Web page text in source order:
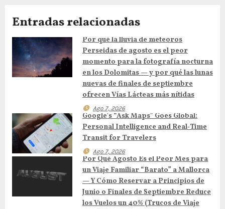
i
ó
n
d
e
n
t
r
a
Entradas relacionadas
Por qué la lluvia de meteoros
Perseidas de agosto es el peor
momento para la fotografía nocturna
en los Dolomitas — y por qué las lunas
nuevas de finales de septiembre
ofrecen Vías Lácteas más nítidas
Ago 7, 2026
Google’s “Ask Maps” Goes Global:
Personal Intelligence and Real‑Time
Transit for Travelers
Ago 7, 2026
Por Qué Agosto Es el Peor Mes para
un Viaje Familiar “Barato” a Mallorca
— Y Cómo Reservar a Principios de
Junio o Finales de Septiembre Reduce
los Vuelos un 40% (Trucos de Viaje